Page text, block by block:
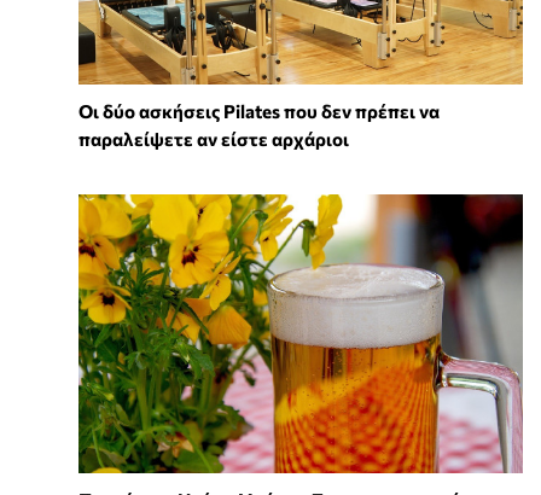
Οι δύο ασκήσεις Pilates που δεν πρέπει να
παραλείψετε αν είστε αρχάριοι